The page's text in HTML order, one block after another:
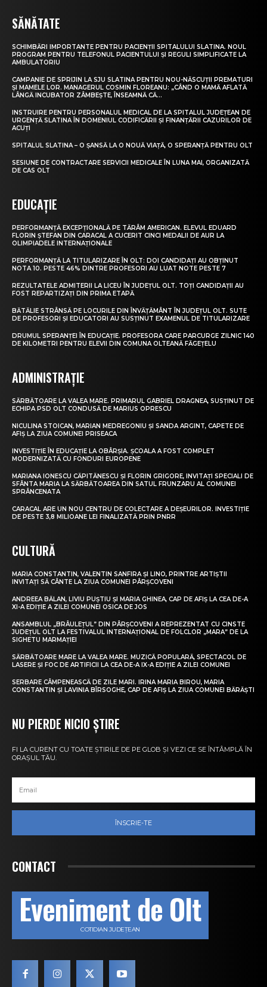
SĂNĂTATE
SCHIMBĂRI IMPORTANTE PENTRU PACIENȚII SPITALULUI SLATINA. NOUL
PROGRAM PENTRU TELEFONUL PACIENTULUI ȘI REGULI SIMPLIFICATE LA
AMBULATORIU
CAMPANIE DE SPRIJIN LA SJU SLATINA PENTRU NOU-NĂSCUȚII PREMATURI
ȘI MAMELE LOR. MANAGERUL COSMIN FLOREANU: „CÂND O MAMĂ AFLATĂ
LÂNGĂ INCUBATOR ZÂMBEȘTE, ÎNSEAMNĂ CĂ...
INSTRUIRE PENTRU PERSONALUL MEDICAL DE LA SPITALUL JUDEȚEAN DE
URGENȚĂ SLATINA ÎN DOMENIUL CODIFICĂRII ȘI FINANȚĂRII CAZURILOR DE
ACUȚI
SPITALUL SLATINA – O ȘANSĂ LA O NOUĂ VIAȚĂ, O SPERANȚĂ PENTRU OLT
SESIUNE DE CONTRACTARE SERVICII MEDICALE ÎN LUNA MAI, ORGANIZATĂ
DE CAS OLT
EDUCAȚIE
PERFORMANȚĂ EXCEPȚIONALĂ PE TĂRÂM AMERICAN. ELEVUL EDUARD
FLORIN ȘTEFAN DIN CARACAL A CUCERIT CINCI MEDALII DE AUR LA
OLIMPIADELE INTERNAȚIONALE
PERFORMANȚĂ LA TITULARIZARE ÎN OLT: DOI CANDIDAȚI AU OBȚINUT
NOTA 10. PESTE 46% DINTRE PROFESORI AU LUAT NOTE PESTE 7
REZULTATELE ADMITERII LA LICEU ÎN JUDEȚUL OLT. TOȚI CANDIDAȚII AU
FOST REPARTIZAȚI DIN PRIMA ETAPĂ
BĂTĂLIE STRÂNSĂ PE LOCURILE DIN ÎNVĂȚĂMÂNT ÎN JUDEȚUL OLT. SUTE
DE PROFESORI ȘI EDUCATORI AU SUSȚINUT EXAMENUL DE TITULARIZARE
DRUMUL SPERANȚEI ÎN EDUCAȚIE. PROFESORA CARE PARCURGE ZILNIC 140
DE KILOMETRI PENTRU ELEVII DIN COMUNA OLTEANĂ FĂGEȚELU
ADMINISTRAȚIE
SĂRBĂTOARE LA VALEA MARE. PRIMARUL GABRIEL DRAGNEA, SUSȚINUT DE
ECHIPA PSD OLT CONDUSĂ DE MARIUS OPRESCU
NICULINA STOICAN, MARIAN MEDREGONIU ȘI SANDA ARGINT, CAPETE DE
AFIȘ LA ZIUA COMUNEI PRISEACA
INVESTIȚIE ÎN EDUCAȚIE LA OBÂRȘIA. ȘCOALA A FOST COMPLET
MODERNIZATĂ CU FONDURI EUROPENE
MARIANA IONESCU CĂPITĂNESCU ȘI FLORIN GRIGORE, INVITAȚI SPECIALI DE
SFÂNTA MARIA LA SĂRBĂTOAREA DIN SATUL FRUNZARU AL COMUNEI
SPRÂNCENATA
CARACAL ARE UN NOU CENTRU DE COLECTARE A DEȘEURILOR. INVESTIȚIE
DE PESTE 3,8 MILIOANE LEI FINALIZATĂ PRIN PNRR
CULTURĂ
MARIA CONSTANTIN, VALENTIN SANFIRA ȘI LINO, PRINTRE ARTIȘTII
INVITAȚI SĂ CÂNTE LA ZIUA COMUNEI PÂRȘCOVENI
ANDREEA BĂLAN, LIVIU PUȘTIU ȘI MARIA GHINEA, CAP DE AFIȘ LA CEA DE-A
XI-A EDIȚIE A ZILEI COMUNEI OSICA DE JOS
ANSAMBLUL „BRÂULEȚUL” DIN PÂRȘCOVENI A REPREZENTAT CU CINSTE
JUDEȚUL OLT LA FESTIVALUL INTERNAȚIONAL DE FOLCLOR „MARA” DE LA
SIGHETU MARMAȚIEI
SĂRBĂTOARE MARE LA VALEA MARE. MUZICĂ POPULARĂ, SPECTACOL DE
LASERE ȘI FOC DE ARTIFICII LA CEA DE-A IX-A EDIȚIE A ZILEI COMUNEI
SERBARE CÂMPENEASCĂ DE ZILE MARI. IRINA MARIA BIROU, MARIA
CONSTANTIN ȘI LAVINIA BÎRSOGHE, CAP DE AFIȘ LA ZIUA COMUNEI BĂRĂȘTI
NU PIERDE NICIO ȘTIRE
FI LA CURENT CU TOATE ȘTIRILE DE PE GLOB ȘI VEZI CE SE ÎNTÂMPLĂ ÎN
ORAȘUL TĂU.
ÎNSCRIE-TE
CONTACT
Eveniment de Olt
COTIDIAN JUDEȚEAN